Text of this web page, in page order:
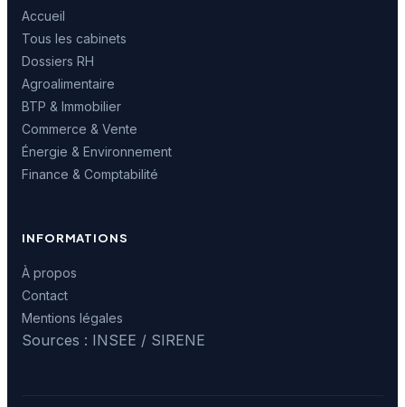
Accueil
Tous les cabinets
Dossiers RH
Agroalimentaire
BTP & Immobilier
Commerce & Vente
Énergie & Environnement
Finance & Comptabilité
INFORMATIONS
À propos
Contact
Mentions légales
Sources : INSEE / SIRENE